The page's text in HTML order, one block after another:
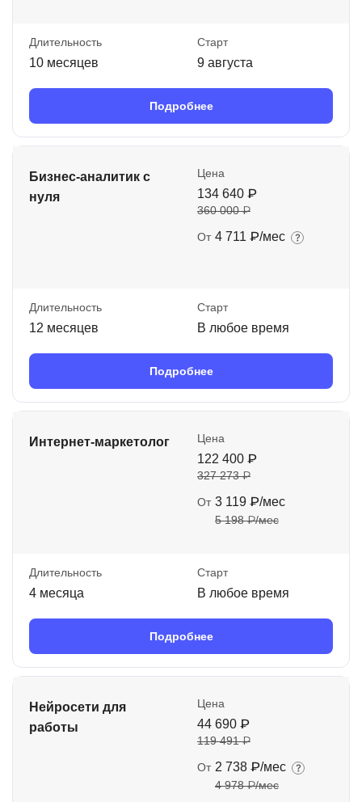
Длительность
10 месяцев
Старт
9 августа
Подробнее
Бизнес-аналитик с
нуля
Цена
134 640 ₽
360 000 ₽
От 4 711 ₽/мес
Длительность
12 месяцев
Старт
В любое время
Подробнее
Интернет-маркетолог Цена
122 400 ₽
327 273 ₽
От 3 119 ₽/мес
5 198 ₽/мес
Длительность
4 месяца
Старт
В любое время
Подробнее
Нейросети для
работы
Цена
44 690 ₽
119 491 ₽
От 2 738 ₽/мес
4 978 ₽/мес